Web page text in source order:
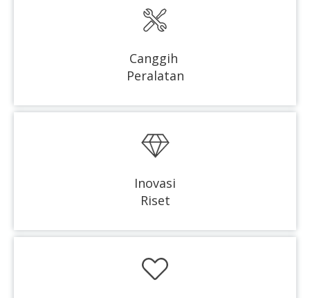
Canggih
Peralatan
Inovasi
Riset